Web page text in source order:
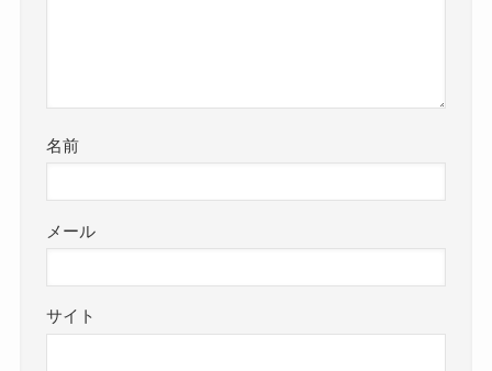
名前
メール
サイト